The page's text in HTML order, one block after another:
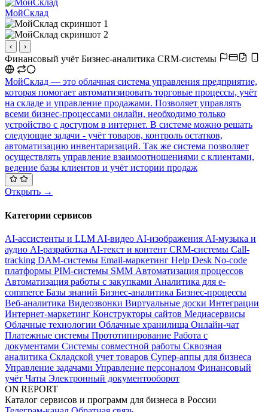
МойСклад
‹ ›
Финансовый учёт Бизнес-аналитика CRM-системы
МойСклад — это облачная система управления предприятие,
которая помогает автоматизировать торговые процессы, учёт
на складе и управление продажами. Позволяет управлять
всеми бизнес-процессами онлайн, необходимо только
устройство с доступом в интернет. В системе можно решать
следующие задачи - учёт товаров, контроль остатков,
автоматизацию инвентаризаций. Так же система позволяет
осуществлять управление взаимоотношениями с клиентами,
ведение базы клиентов и учёт истории продаж
Открыть →
Категории сервисов
AI-ассистенты и LLM AI-видео AI-изображения AI-музыка и
аудио AI-разработка AI-текст и контент CRM-системы Call-
tracking DAM-системы Email-маркетинг Help Desk No-code
платформы PIM-системы SMM Автоматизация процессов
Автоматизация работы с закупками Аналитика для e-
commerce Базы знаний Бизнес-аналитика Бизнес-процессы
Веб-аналитика Видеозвонки Виртуальные доски Интеграции
Интернет-маркетинг Конструкторы сайтов Медиасервисы
Облачные технологии Облачные хранилища Онлайн-чат
Платежные системы Прототипирование Работа с
документами Системы совместной работы Сквозная
аналитика Складской учет товаров Супер-аппы для бизнеса
Управление задачами Управление персоналом Финансовый
учёт Чаты Электронный документооборот
ON REPORT
Каталог сервисов и программ для бизнеса в России